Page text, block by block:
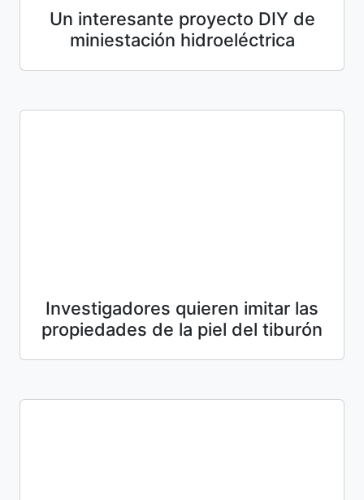
Un interesante proyecto DIY de
miniestación hidroeléctrica
Investigadores quieren imitar las
propiedades de la piel del tiburón